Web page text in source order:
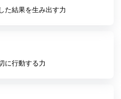
た結果を生み出す力
に行動する力